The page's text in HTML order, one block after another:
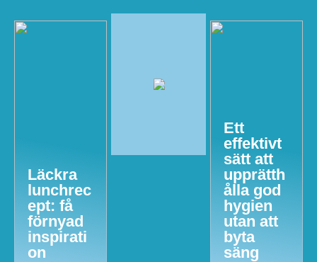
Läckra
lunchrec
ept: få
förnyad
inspirati
on
Ett
effektivt
sätt att
upprätth
ålla god
hygien
utan att
byta
säng